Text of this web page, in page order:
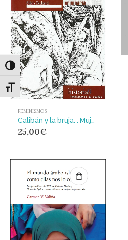
Alternar alto contraste
Alternar tamaño de letra
FEMINISMOS
25,00€